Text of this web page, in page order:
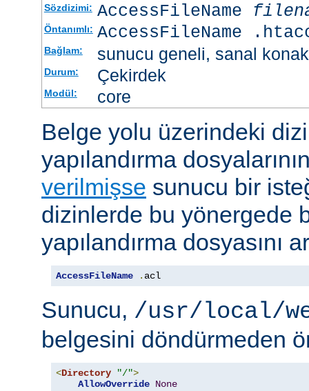
Sözdizimi: AccessFileName
Öntanımlı: AccessFileName
Bağlam: sunucu geneli, sanal konak
Durum: Çekirdek
Modül: core
Belge yolu üzerindeki
yapılandırma
verilmişse sunucu bir
dizinlerde bu yönergede
yapılandırma dosyasını
AccessFileName . acl
Sunucu, /usr/local/
belgesini döndürmeden
<Directory "/">
AllowOverride None